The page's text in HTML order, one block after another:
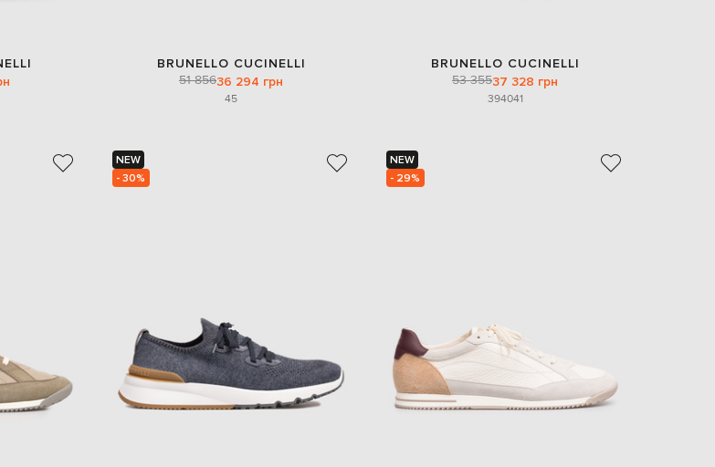
BRUNELLO CUCINELLI
51 85636 294 грн
45
BRUNELLO CUCINELLI
53 35537 328 грн
394041
NEW
- 30%
NEW
- 29%